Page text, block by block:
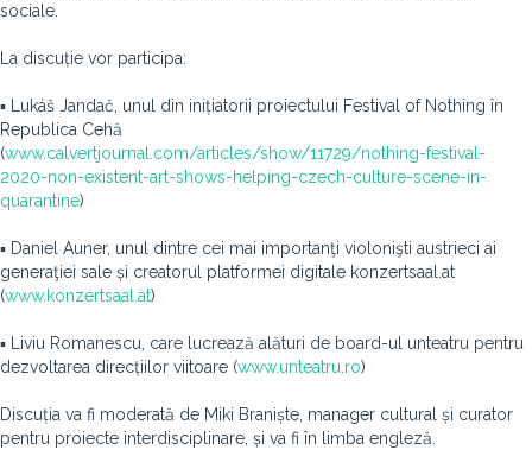
sociale.
La discuție vor participa:
▪ Lukáš Jandač, unul din inițiatorii proiectului Festival of Nothing în
Republica Cehă
(www.calvertjournal.com/articles/show/11729/nothing-festival-
2020-non-existent-art-shows-helping-czech-culture-scene-in-
quarantine)
▪ Daniel Auner, unul dintre cei mai importanţi violonişti austrieci ai
generaţiei sale și creatorul platformei digitale konzertsaal.at
(www.konzertsaal.at)
▪ Liviu Romanescu, care lucrează alături de board-ul unteatru pentru
dezvoltarea direcțiilor viitoare (www.unteatru.ro)
Discuția va fi moderată de Miki Braniște, manager cultural și curator
pentru proiecte interdisciplinare, și va fi în limba engleză.